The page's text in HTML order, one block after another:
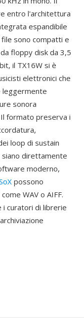
entro l'architettura
espandibile
sono compatti e
floppy disk da 3,5
il TX16W si è
elettronici che
leggermente
sonora
formato preserva i
loop di sustain
siano direttamente
moderno,
possono
WAV o AIFF.
i curatori di librerie